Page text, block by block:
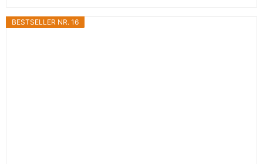
BESTSELLER NR. 16